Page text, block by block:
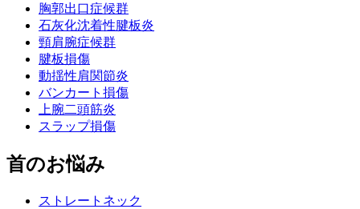
胸郭出口症候群
石灰化沈着性腱板炎
頸肩腕症候群
腱板損傷
動揺性肩関節炎
バンカート損傷
上腕二頭筋炎
スラップ損傷
首のお悩み
ストレートネック